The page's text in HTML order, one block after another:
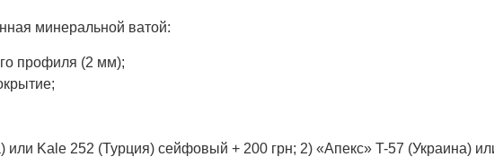
минеральной ватой:
профиля (2 мм);
или Kale 252 (Турция) сейфовый + 200 грн; 2) «Апекс» T-57 (Украина)